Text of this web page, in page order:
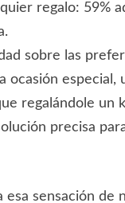
regalo: 59%
sobre las
ocasión
regalándole un
precisa
esa sensación de